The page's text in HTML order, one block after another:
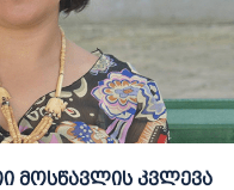
მოსწავლის კვლევა